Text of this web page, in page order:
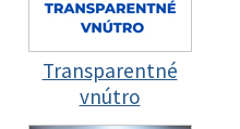
Transparentné
vnútro